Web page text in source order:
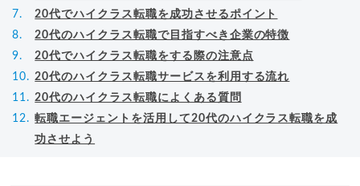
20代でハイクラス転職を成功させるポイント
20代のハイクラス転職で目指すべき企業の特徴
20代でハイクラス転職をする際の注意点
20代のハイクラス転職サービスを利用する流れ
20代のハイクラス転職によくある質問
転職エージェントを活用して20代のハイクラス転職を成
功させよう